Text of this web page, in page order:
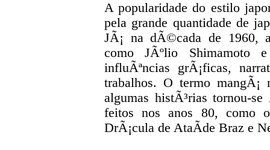
A popularidade do estilo
pela grande quantidade de
JÃ¡ na dÃ©cada de 1960,
como JÃºlio Shimamoto
influÃªncias grÃ¡ficas,
trabalhos. O termo
algumas histÃ³rias tornou-
feitos nos anos 80, como
DrÃ¡cula de AtaÃ­de Braz e